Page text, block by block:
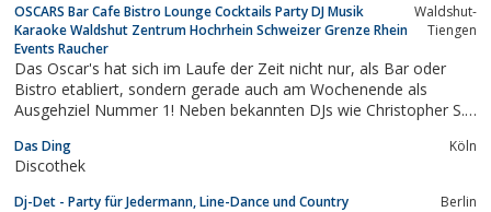
OSCARS Bar Cafe Bistro Lounge Cocktails Party DJ Musik
Karaoke Waldshut Zentrum Hochrhein Schweizer Grenze Rhein
Events Raucher
Waldshut-
Tiengen
Das Oscar's hat sich im Laufe der Zeit nicht nur, als Bar oder
Bistro etabliert, sondern gerade auch am Wochenende als
Ausgehziel Nummer 1! Neben bekannten DJs wie Christopher S.,
wir regelmäßig spezielle Events, wie die "White-Party",
80er/90er...
Das Ding Köln
Discothek
Dj-Det - Party für Jedermann, Line-Dance und Country Berlin